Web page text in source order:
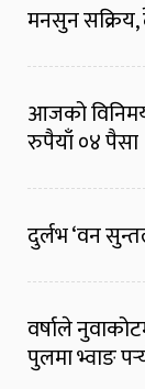
मनसुन सक्रिय,
आजको
रुपैयाँ ०४ पैसा
दुर्लभ ‘वन
वर्षाले
पुलमा भ्वाङ